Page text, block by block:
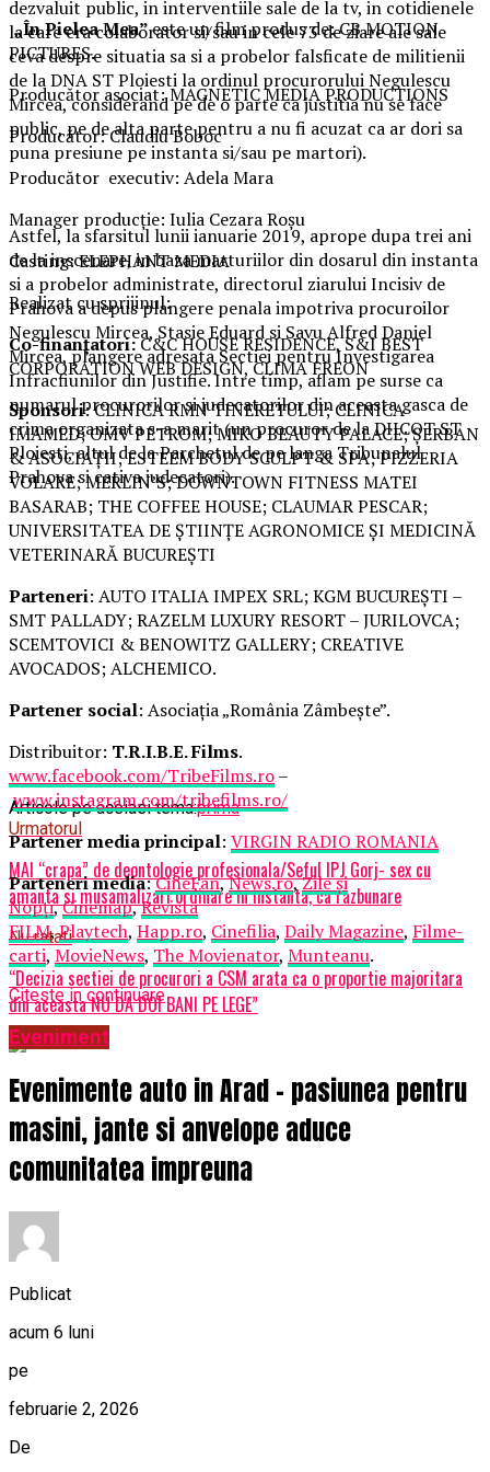
dezvaluit public, in interventiile sale de la tv, in cotidienele
la care era colaborator si/sau in cele 73 de ziare ale sale
ceva despre situatia sa si a probelor falsficate de militienii
de la DNA ST Ploiesti la ordinul procurorului Negulescu
Mircea, considerand pe de o parte ca justitia nu se face
public, pe de alta parte pentru a nu fi acuzat ca ar dori sa
puna presiune pe instanta si/sau pe martori).
Astfel, la sfarsitul lunii ianuarie 2019, aprope dupa trei ani
de la inscenare, in baza marturiilor din dosarul din instanta
si a probelor administrate, directorul ziarului Incisiv de
Prahova a depus plangere penala impotriva procuroilor
Negulescu Mircea, Stasie Eduard si Savu Alfred Daniel
Mircea, plangere adresata Sectiei pentru Investigarea
Infracfiunilor din Justifie. Intre timp, aflam pe surse ca
numarul procurorilor si judecatorilor din aceasta gasca de
crima organizata s-a marit (un procuror de la DIICOT ST
Ploiesti, altul de la Parchetul de pe langa Tribunalul
Prahova si cativa judecatori).
Articole pe aceiasi tema:prima
Urmatorul
MAI “crapa” de deontologie profesionala/Seful IPJ Gorj- sex cu
amanta si musamalizari ordinare in instanta, ca razbunare
Nu ratati
“Decizia sectiei de procurori a CSM arata ca o proportie majoritara
din aceasta NU DA DOI BANI PE LEGE”
„În Pielea Mea”este un film produs de: CB MOTION
PICTURES.
Producător asociat: MAGNETIC MEDIA PRODUCTIONS
Producător: Claudiu Boboc
Producător executiv: Adela Mara
Manager producție: Iulia Cezara Roșu
Casting: ELEPHANT MEDIA
Realizat cu sprijinul:
Co-finanțatori:C&C HOUSE RESIDENCE, S&I BEST
CORPORATION WEB DESIGN, CLIMA FREON
Sponsori: CLINICA RMN TINERETULUI; CLINICA
IMAMED; OMV PETROM; MIKO BEAUTY PALACE; ȘERBAN
& ASOCIAȚII; ESTEEM BODY SCULPT & SPA; PIZZERIA
VOLARE; MERLIN’S; DOWNTOWN FITNESS MATEI
BASARAB; THE COFFEE HOUSE; CLAUMAR PESCAR;
UNIVERSITATEA DE ȘTIINȚE AGRONOMICE ȘI MEDICINĂ
VETERINARĂ BUCUREȘTI
Parteneri: AUTO ITALIA IMPEX SRL; KGM BUCUREȘTI –
SMT PALLADY; RAZELM LUXURY RESORT – JURILOVCA;
SCEMTOVICI & BENOWITZ GALLERY; CREATIVE
AVOCADOS; ALCHEMICO.
Partener social: Asociația „România Zâmbește”.
Distribuitor: T.R.I.B.E. Films.
www.facebook.com/TribeFilms.ro–
www.instagram.com/tribefilms.ro/
Partener media principal: VIRGIN RADIO ROMANIA
Parteneri media:CineFan,News.ro,Zile și
Nopți,Cinemap,Revista
FILM,Playtech, Happ.ro, Cinefilia, Daily Magazine, Filme-
carti, MovieNews, The Movienator, Munteanu.
Citeste in continuare
Eveniment
Evenimente auto in Arad – pasiunea pentru
masini, jante si anvelope aduce
comunitatea impreuna
Publicat
acum 6 luni
pe
februarie 2, 2026
De